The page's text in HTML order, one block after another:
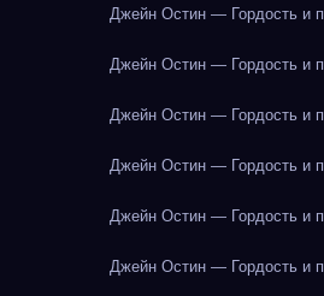
Джейн Остин — Гордость и
Джейн Остин — Гордость и
Джейн Остин — Гордость и
Джейн Остин — Гордость и
Джейн Остин — Гордость и
Джейн Остин — Гордость и